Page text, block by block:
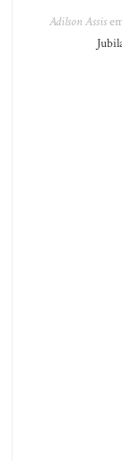
Adilson Assis